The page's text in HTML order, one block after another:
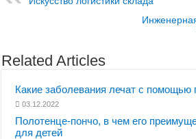
Related Articles
Какие заболевания лечат с помощью
03.12.2022
Полотенце-пончо, в чем его
для детей